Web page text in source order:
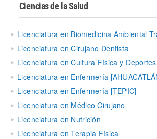
Ciencias de la Salud
Licenciatura en Biomedicina Ambiental
Licenciatura en Cirujano Dentista
Licenciatura en Cultura Física y Deportes
Licenciatura en Enfermería
Licenciatura en Enfermería [TEPIC]
Licenciatura en Médico Cirujano
Licenciatura en Nutrición
Licenciatura en Terapia Física